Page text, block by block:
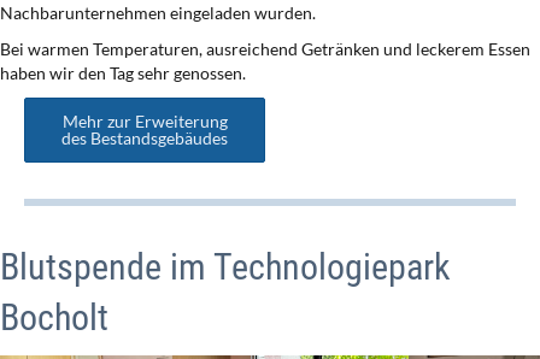
Nachbarunternehmen eingeladen wurden.
Bei warmen Temperaturen, ausreichend Getränken und leckerem Essen
haben wir den Tag sehr genossen.
Mehr zur Erweiterung
des Bestandsgebäudes
Blutspende im Technologiepark
Bocholt